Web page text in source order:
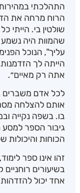
התהלכתי
הרוח מרחה את
שולטין בי. הייתי
שהמוות היה נשמע
עליך", הנוכל
הייתה לך
אתה רק מאיים״.
לכל אדם משברים
אותם להצלחה
בו. בשפה נקייה
גיבור הספר למסע
הכוחות והיכולות
זהו אינו ספר
בשיעורים
אחד יכול